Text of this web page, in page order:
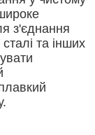
з'єднання
та інших